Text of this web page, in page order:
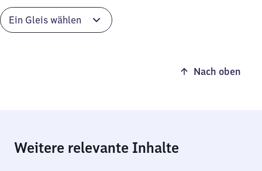
Nach oben
Weitere relevante Inhalte